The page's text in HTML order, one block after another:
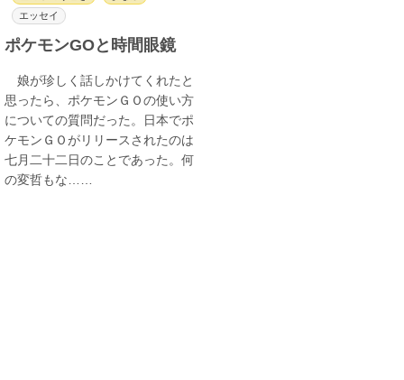
エッセイ
ポケモンGOと時間眼鏡
娘が珍しく話しかけてくれたと
思ったら、ポケモンＧＯの使い方
についての質問だった。日本でポ
ケモンＧＯがリリースされたのは
七月二十二日のことであった。何
の変哲もな……